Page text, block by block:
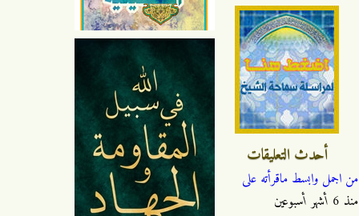
أحدث التعليقات
من اجمل وابسط ماقرأته على
منذ 6 أشهر أسبوعين